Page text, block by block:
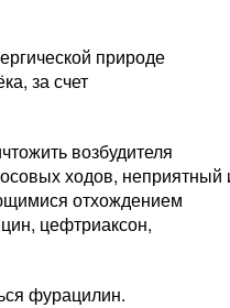
природе
за счет
возбудителя
ходов, неприятный
отхождением
цефтриаксон,
фурацилин.